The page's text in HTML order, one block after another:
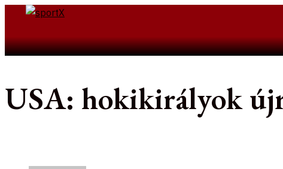
Skip
contentSearch
USA: hokikirályok